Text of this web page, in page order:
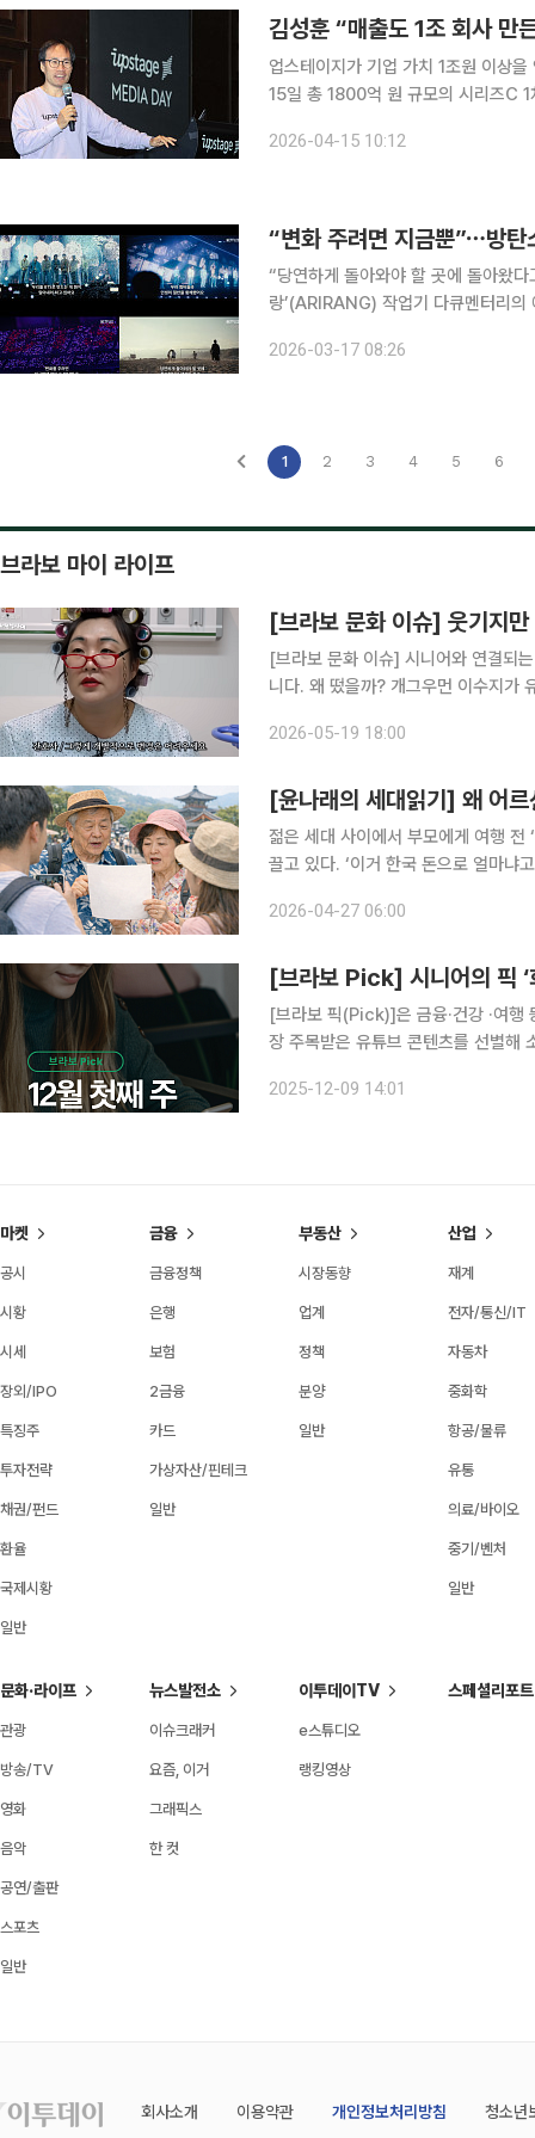
업스테이지가 기업 가치 1조원 이상
15일 총 1800억 원 규모의 시리즈C
는 이날 자신의 페이스북 글을 통해 “
2026-04-15 10:12
“변화 주려면 지금뿐”⋯방탄
“당연하게 돌아와야 할 곳에 돌아왔다고 생각한다” 그룹 방탄소년
랑’(ARIRANG) 작업기 다큐멘터리의 예고편이 공개됐다. 17일
의 과거, 현재, 미래를 보여준다. 영상
2026-03-17 08:26
1 2 3 4 5 6
브라보 마이 라이프
[브라보 문화 이슈] 웃기지만
[브라보 문화 이슈] 시니어와 연결되
니다. 왜 떴을까? 개그우먼 이수지가 유튜브 채널 ‘핫이슈지’를 통해 사회 풍자형 캐릭터 콘텐츠를
시리즈에 집중하고 있다. 특히 지난 5
2026-05-19 18:00
[윤나래의 세대읽기] 왜 어
젊은 세대 사이에서 부모에게 여행 전
끌고 있다. ‘이거 한국 돈으로 얼마냐
행을 두고도 부모 세대는 ‘비용’을, 자
2026-04-27 06:00
[브라보 Pick] 시니어의 픽 ‘
[브라보 픽(Pick)]은 금융·건강 ·여행
장 주목받은 유튜브 콘텐츠를 선별해
브 주요 채널의 조회 흐름과 포털 사
2025-12-09 14:01
마켓
공시
시황
시세
장외/IPO
특징주
투자전략
채권/펀드
환율
국제시황
일반
금융
금융정책
은행
보험
2금융
카드
가상자산/핀테크
일반
부동산
시장동향
업계
정책
분양
일반
산업
재계
전자/통신/IT
자동차
중화학
항공/물류
유통
의료/바이오
중기/벤처
일반
문화·라이프
관광
방송/TV
영화
음악
공연/출판
스포츠
일반
뉴스발전소
이슈크래커
요즘, 이거
그래픽스
한 컷
이투데이TV
e스튜디오
랭킹영상
스페셜리포트
회사소개 이용약관 개인정보처리방침 청소년